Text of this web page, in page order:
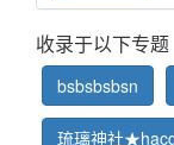
收录于以下专题
bsbsbsbsn
琉璃神社